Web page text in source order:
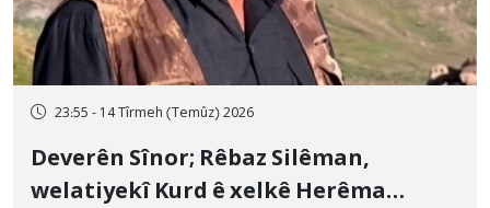
23:55 - 14 Tîrmeh (Temûz) 2026
Deverên Sînor; Rêbaz Silêman,
welatiyekî Kurd ê xelkê Herêma